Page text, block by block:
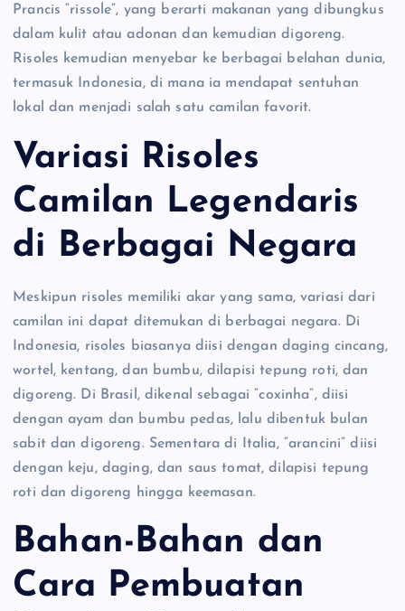
Prancis “rissole”, yang berarti makanan yang dibungkus
dalam kulit atau adonan dan kemudian digoreng.
Risoles kemudian menyebar ke berbagai belahan dunia,
termasuk Indonesia, di mana ia mendapat sentuhan
lokal dan menjadi salah satu camilan favorit.
Variasi Risoles
Camilan Legendaris
di Berbagai Negara
Meskipun risoles memiliki akar yang sama, variasi dari
camilan ini dapat ditemukan di berbagai negara. Di
Indonesia, risoles biasanya diisi dengan daging cincang,
wortel, kentang, dan bumbu, dilapisi tepung roti, dan
digoreng. Di Brasil, dikenal sebagai “coxinha”, diisi
dengan ayam dan bumbu pedas, lalu dibentuk bulan
sabit dan digoreng. Sementara di Italia, “arancini” diisi
dengan keju, daging, dan saus tomat, dilapisi tepung
roti dan digoreng hingga keemasan.
Bahan-Bahan dan
Cara Pembuatan